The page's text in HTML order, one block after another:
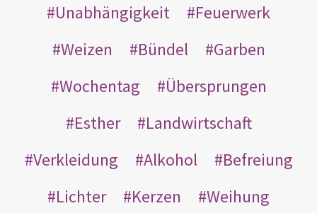
Unabhängigkeit
Feuerwerk
Weizen
Bündel
Garben
Wochentag
Übersprungen
Esther
Landwirtschaft
Verkleidung
Alkohol
Befreiung
Lichter
Kerzen
Weihung